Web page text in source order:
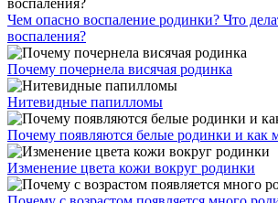
Чем опасно воспаление родинки? Что
воспаления?
Почему почернела висячая родинка
Нитевидные папилломы
Почему появляются белые родинки и как
Изменение цвета кожи вокруг родинки